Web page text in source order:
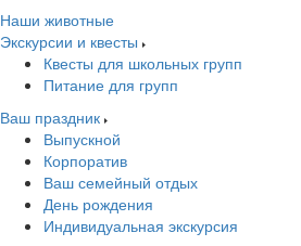
Наши животные
Экскурсии и квесты
Квесты для школьных групп
Питание для групп
Ваш праздник
Выпускной
Корпоратив
Ваш семейный отдых
День рождения
Индивидуальная экскурсия